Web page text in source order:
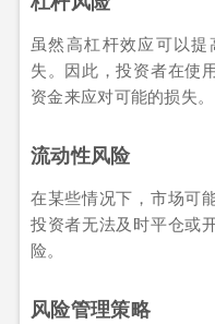
虽然高杠杆效应可以
失。因此，投资者在使
资金来应对可能的损失。
流动性风险
在某些情况下，市场可
投资者无法及时平仓或
险。
风险管理策略